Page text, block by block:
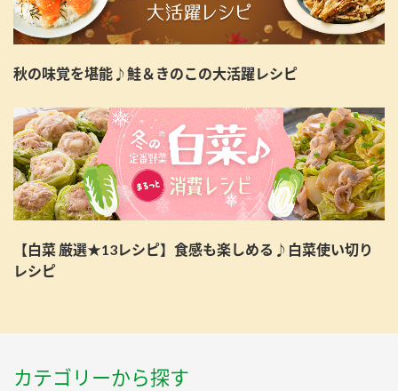
秋の味覚を堪能♪鮭＆きのこの大活躍レシピ
【白菜 厳選★13レシピ】食感も楽しめる♪白菜使い切り
レシピ
カテゴリーから探す